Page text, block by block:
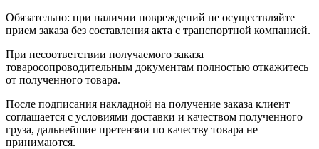
Обязательно: при наличии повреждений не осуществляйте
прием заказа без составления акта с транспортной компанией.
При несоответствии получаемого заказа
товаросопроводительным документам полностью откажитесь
от полученного товара.
После подписания накладной на получение заказа клиент
соглашается с условиями доставки и качеством полученного
груза, дальнейшие претензии по качеству товара не
принимаются.